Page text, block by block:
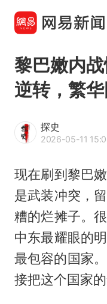
黎巴嫩内
逆转，繁
探史
2026-05-11
现在刷到黎巴
是武装冲突，
糟的烂摊子。
中东最耀眼的
最包容的国家
接把这个国家